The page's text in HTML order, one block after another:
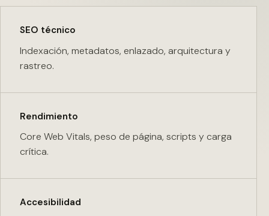
SEO técnico
Indexación, metadatos, enlazado, arquitectura y
rastreo.
Rendimiento
Core Web Vitals, peso de página, scripts y carga
crítica.
Accesibilidad